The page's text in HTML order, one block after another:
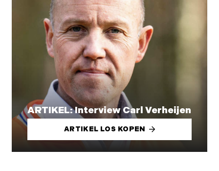
ARTIKEL: Interview Carl Verheijen
ARTIKEL LOS KOPEN